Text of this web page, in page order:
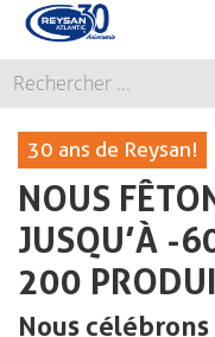
30 ans de Reysan!
NOUS
JUSQU’À -
200
Nous